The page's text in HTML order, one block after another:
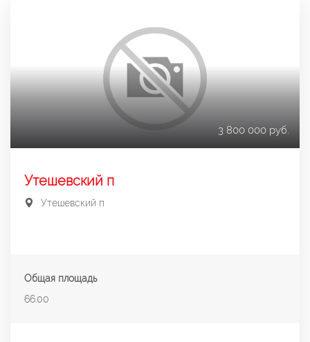
3 800 000 руб.
Утешевский п
Утешевский п
Общая площадь
66.00